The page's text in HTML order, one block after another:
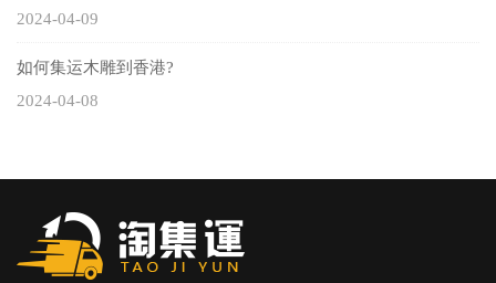
2024-04-09
如何集运木雕到香港?
2024-04-08